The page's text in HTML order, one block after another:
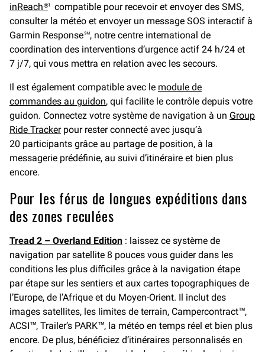
inReach®1
compatible pour recevoir et envoyer des SMS,
consulter la météo et envoyer un message SOS interactif à
Garmin Response℠, notre centre international de
coordination des interventions d’urgence actif 24 h/24 et
7 j/7, qui vous mettra en relation avec les secours.
Il est également compatible avec le module de
commandes au guidon, qui facilite le contrôle depuis votre
guidon. Connectez votre système de navigation à un Group
Ride Trackerpour rester connecté avec jusqu’à
20 participants grâce au partage de position, à la
messagerie prédéfinie, au suivi d’itinéraire et bien plus
encore.
Pour les férus de longues expéditions dans
des zones reculées
Tread 2 – Overland Edition : laissez ce système de
navigation par satellite 8 pouces vous guider dans les
conditions les plus difficiles grâce à la navigation étape
par étape sur les sentiers et aux cartes topographiques de
l’Europe, de l’Afrique et du Moyen-Orient. Il inclut des
images satellites, les limites de terrain, Campercontract™,
ACSI™, Trailer’s PARK™, la météo en temps réel et bien plus
encore. De plus, bénéficiez d’itinéraires personnalisés en